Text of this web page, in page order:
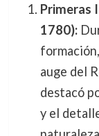
Primeras
1780):
auge del
destacó
y el